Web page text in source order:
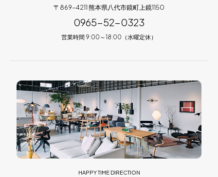
〒869-4211 熊本県八代市鏡町上鏡1150
0965-52-0323
営業時間 9:00～18:00（水曜定休）
HAPPY TIME DIRECTION